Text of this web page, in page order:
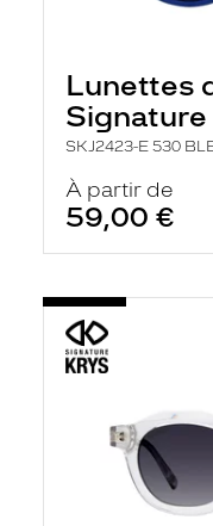
Lunettes
SKJ2423-E 530
À partir de
59,00 €